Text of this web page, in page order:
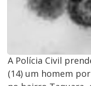
A Polícia Civil
(14) um homem